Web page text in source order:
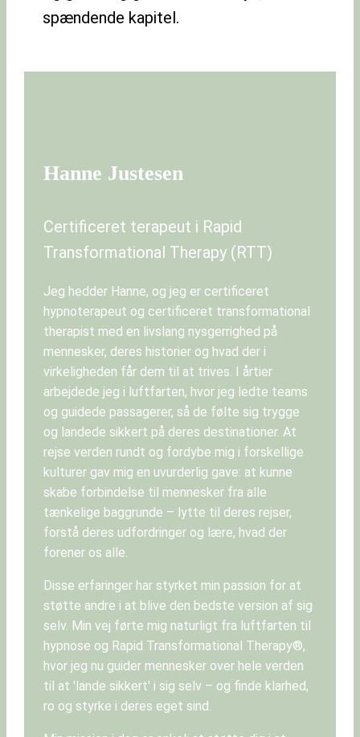
spændende kapitel.
Hanne Justesen
Certificeret terapeut i Rapid
Transformational Therapy (RTT)
Jeg hedder Hanne, og jeg er certificeret
hypnoterapeut og certificeret transformational
therapist med en livslang nysgerrighed på
mennesker, deres historier og hvad der i
virkeligheden får dem til at trives. I årtier
arbejdede jeg i luftfarten, hvor jeg ledte teams
og guidede passagerer, så de følte sig trygge
og landede sikkert på deres destinationer. At
rejse verden rundt og fordybe mig i forskellige
kulturer gav mig en uvurderlig gave: at kunne
skabe forbindelse til mennesker fra alle
tænkelige baggrunde – lytte til deres rejser,
forstå deres udfordringer og lære, hvad der
forener os alle.
Disse erfaringer har styrket min passion for at
støtte andre i at blive den bedste version af sig
selv. Min vej førte mig naturligt fra luftfarten til
hypnose og Rapid Transformational Therapy®,
hvor jeg nu guider mennesker over hele verden
til at 'lande sikkert' i sig selv – og finde klarhed,
ro og styrke i deres eget sind.